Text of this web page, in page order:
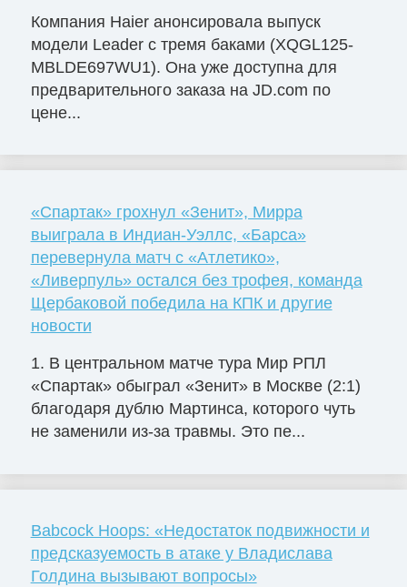
Компания Haier анонсировала выпуск
модели Leader с тремя баками (XQGL125-
MBLDE697WU1). Она уже доступна для
предварительного заказа на JD.com по
цене...
«Спартак» грохнул «Зенит», Мирра
выиграла в Индиан-Уэллс, «Барса»
перевернула матч с «Атлетико»,
«Ливерпуль» остался без трофея, команда
Щербаковой победила на КПК и другие
новости
1. В центральном матче тура Мир РПЛ
«Спартак» обыграл «Зенит» в Москве (2:1)
благодаря дублю Мартинса, которого чуть
не заменили из-за травмы. Это пе...
Babcock Hoops: «Недостаток подвижности и
предсказуемость в атаке у Владислава
Голдина вызывают вопросы»